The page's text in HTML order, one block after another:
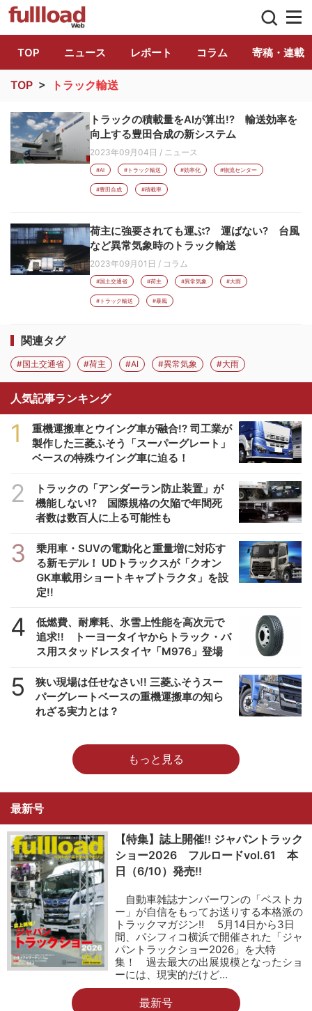
トラック総合情報誌「フルロード」公式
TOP ニュース レポート コラム 寄稿・連載
TOP > トラック輸送
トラックの積載量をAIが算出!? 輸送効率を
向上する豊田合成の新システム
2023年09月04日 / ニュース
#AI #トラック輸送 #効率化 #物流センター
#豊田合成 #積載率
荷主に強要されても運ぶ? 運ばない? 台風
など異常気象時のトラック輸送
2023年09月01日 / コラム
#国土交通省 #荷主 #異常気象 #大雨
#トラック輸送 #暴風
関連タグ
#国土交通省 #荷主 #AI #異常気象 #大雨
人気記事ランキング
1
重機運搬車とウイング車が融合!? 司工業が
製作した三菱ふそう「スーパーグレート」
ベースの特殊ウイング車に迫る！
2
トラックの「アンダーラン防止装置」が
機能しない!? 国際規格の欠陥で年間死
者数は数百人に上る可能性も
3
乗用車・SUVの電動化と重量増に対応す
る新モデル！ UDトラックスが「クオン
GK車載用ショートキャブトラクタ」を設
定!!
4
低燃費、耐摩耗、氷雪上性能を高次元で
追求!! トーヨータイヤからトラック・バ
ス用スタッドレスタイヤ「M976」登場
5
狭い現場は任せなさい!! 三菱ふそうスー
パーグレートベースの重機運搬車の知ら
れざる実力とは？
もっと見る
最新号
【特集】誌上開催!! ジャパントラック
ショー2026 フルロードvol.61 本
日（6/10）発売!!
自動車雑誌ナンバーワンの「ベストカ
ー」が自信をもってお送りする本格派の
トラックマガジン!! 5月14日から3日
間、パシフィコ横浜で開催された「ジャ
パントラックショー2026」を大特
集！ 過去最大の出展規模となったショ
ーには、現実的だけど…
最新号